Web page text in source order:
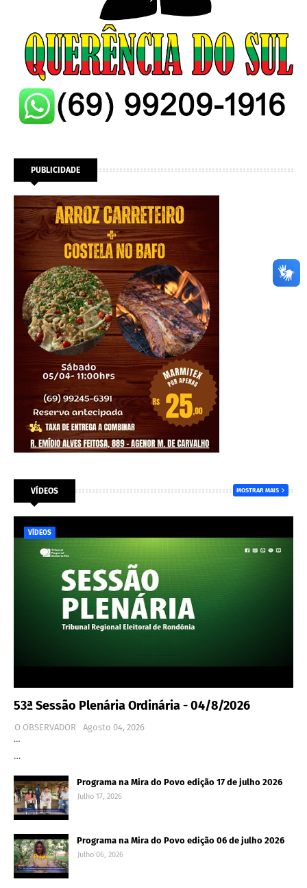
PUBLICIDADE
VÍDEOS MOSTRAR MAIS
VÍDEOS
53ª Sessão Plenária Ordinária - 04/8/2026
O OBSERVADOR
Agosto 04, 2026
…
…
Programa na Mira do Povo edição 17 de julho 2026
Julho 17, 2026
Programa na Mira do Povo edição 06 de julho 2026
Julho 06, 2026